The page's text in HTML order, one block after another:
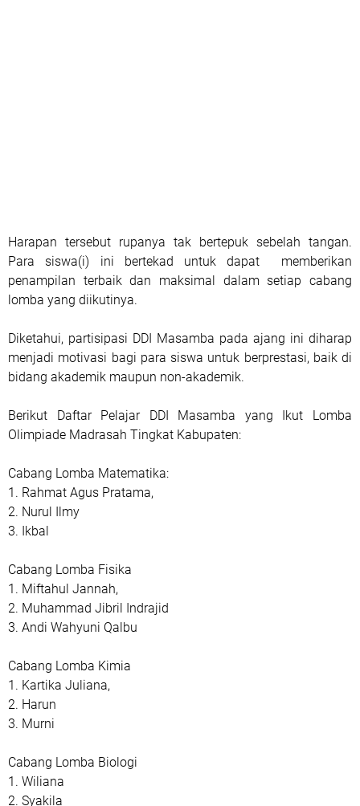
Harapan tersebut rupanya tak bertepuk sebelah tangan.
Para siswa(i) ini bertekad untuk dapat memberikan
penampilan terbaik dan maksimal dalam setiap cabang
lomba yang diikutinya.
Diketahui, partisipasi DDI Masamba pada ajang ini diharap
menjadi motivasi bagi para siswa untuk berprestasi, baik di
bidang akademik maupun non-akademik.
Berikut Daftar Pelajar DDI Masamba yang Ikut Lomba
Olimpiade Madrasah Tingkat Kabupaten:
Cabang Lomba Matematika:
1. Rahmat Agus Pratama,
2. Nurul Ilmy
3. Ikbal
Cabang Lomba Fisika
1. Miftahul Jannah,
2. Muhammad Jibril Indrajid
3. Andi Wahyuni Qalbu
Cabang Lomba Kimia
1. Kartika Juliana,
2. Harun
3. Murni
Cabang Lomba Biologi
1. Wiliana
2. Syakila